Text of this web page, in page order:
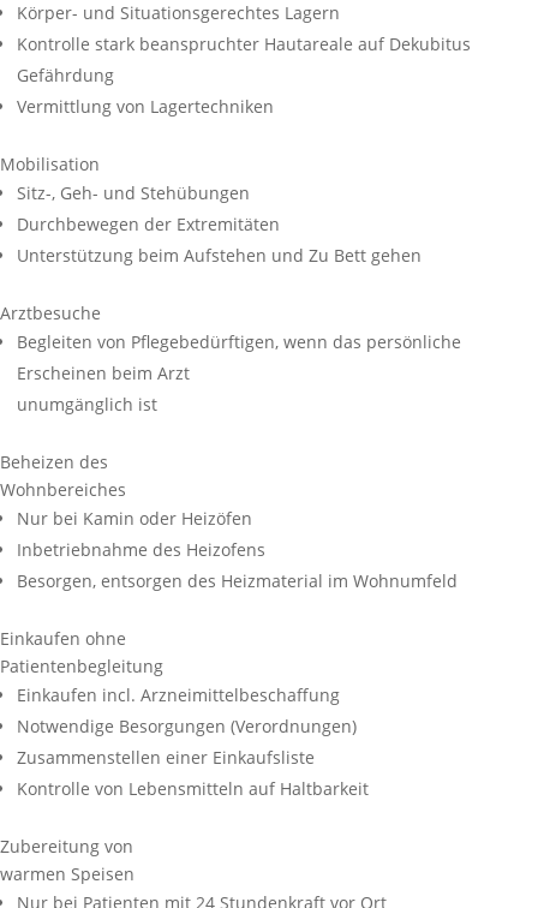
Körper- und Situationsgerechtes Lagern
Kontrolle stark beanspruchter Hautareale auf Dekubitus
Gefährdung
Vermittlung von Lagertechniken
Mobilisation
Sitz-, Geh- und Stehübungen
Durchbewegen der Extremitäten
Unterstützung beim Aufstehen und Zu Bett gehen
Arztbesuche
Begleiten von Pflegebedürftigen, wenn das persönliche
Erscheinen beim Arzt
unumgänglich ist
Beheizen des
Wohnbereiches
Nur bei Kamin oder Heizöfen
Inbetriebnahme des Heizofens
Besorgen, entsorgen des Heizmaterial im Wohnumfeld
Einkaufen ohne
Patientenbegleitung
Einkaufen incl. Arzneimittelbeschaffung
Notwendige Besorgungen (Verordnungen)
Zusammenstellen einer Einkaufsliste
Kontrolle von Lebensmitteln auf Haltbarkeit
Zubereitung von
warmen Speisen
Nur bei Patienten mit 24 Stundenkraft vor Ort